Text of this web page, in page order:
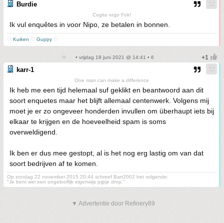
Burdie
Cogito ergo Fok!
Ik vul enquêtes in voor Nipo, ze betalen in bonnen.
♡ Kuiken ♡ Guppy ♡
• vrijdag 18 juni 2021 @ 14:41 • 6
karr-1
One man can make a difference
Ik heb me een tijd helemaal suf geklikt en beantwoord aan dit
soort enquetes maar het blijft allemaal centenwerk. Volgens mij
moet je er zo ongeveer honderden invullen om überhaupt iets bij
elkaar te krijgen en de hoeveelheid spam is soms
overweldigend.
Ik ben er dus mee gestopt, al is het nog erg lastig om van dat
soort bedrijven af te komen.
Op zondag 22 november 2015 20:44 schreef Bart2002 het volgende:
"Je bent wel een ongelooflijk eigenwijs pijpje drop."
▼ Advertentie door Refinery89